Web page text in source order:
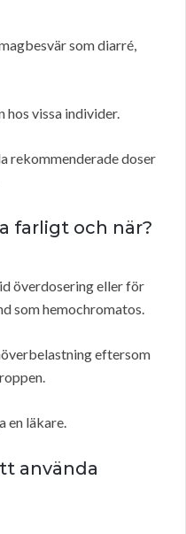
som diarré,
hos vissa individer.
rekommenderade doser
farligt och när?
överdosering eller för
som hemochromatos.
eftersom
en läkare.
använda